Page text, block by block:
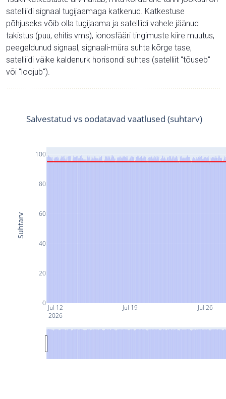
satelliidi signaal tugijaamaga katkenud. Katkestuse
põhjuseks võib olla tugijaama ja satelliidi vahele jäänud
takistus (puu, ehitis vms), ionosfääri tingimuste kiire muutus,
peegeldunud signaal, signaali-müra suhte kõrge tase,
satelliidi väike kaldenurk horisondi suhtes (satelliit "tõuseb"
või "loojub").
Jul 12
2026
Jul 19 Jul 26
0
20
40
60
80
100
Salvestatud vs oodatavad vaatlused (suhtarv)
Suhtarv